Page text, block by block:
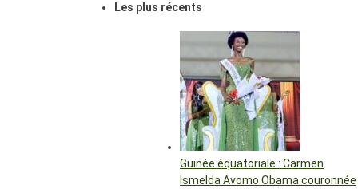
Les plus récents
Guinée équatoriale : Carmen
Ismelda Avomo Obama couronnée